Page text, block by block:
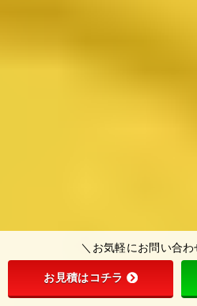
＼お気軽にお問い合
お見積はコチラ